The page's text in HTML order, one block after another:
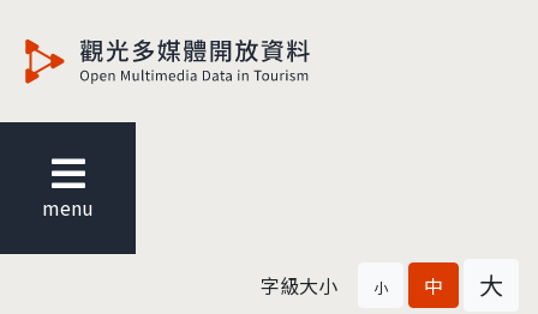
menu
字級大小 小 中 大